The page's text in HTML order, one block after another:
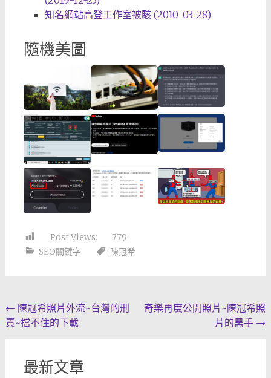
知名網站高登工作室被駭 (2010-03-28)
隨機美圖
Post Views:
779
SEO關鍵字
陳冠希
Post
navigation
← 陳冠希照片外流~台灣的刑
責~擋不住的下載
奇樂再度公開照片~陳冠希照
片的黑手 →
最新文章